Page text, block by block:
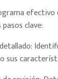
clave:
sus